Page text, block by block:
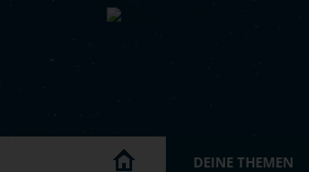
Skip to main content
DEINE THEMEN